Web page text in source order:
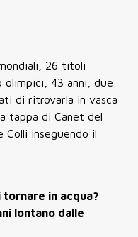
26 titoli
43 anni, due
di ritrovarla in vasca
tappa di Canet del
inseguendo il
tornare in acqua?
lontano dalle